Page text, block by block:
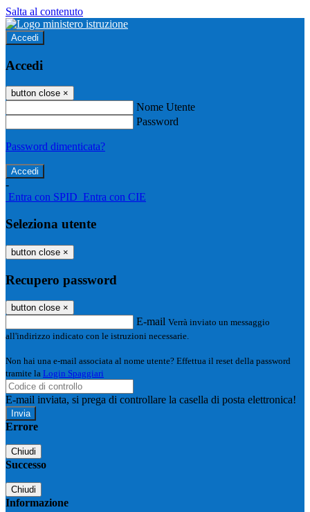
Salta al contenuto
Accedi
Accedi
button close ×
Nome Utente
Password
Password dimenticata?
-
Entra con SPID Entra con CIE
Seleziona utente
button close ×
Recupero password
button close ×
E-mail Verrà inviato un messaggio
all'indirizzo indicato con le istruzioni necessarie.
Non hai una e-mail associata al nome utente? Effettua il reset della password
tramite la Login Spaggiari
E-mail inviata, si prega di controllare la casella di posta elettronica!
Errore
Chiudi
Successo
Chiudi
Informazione